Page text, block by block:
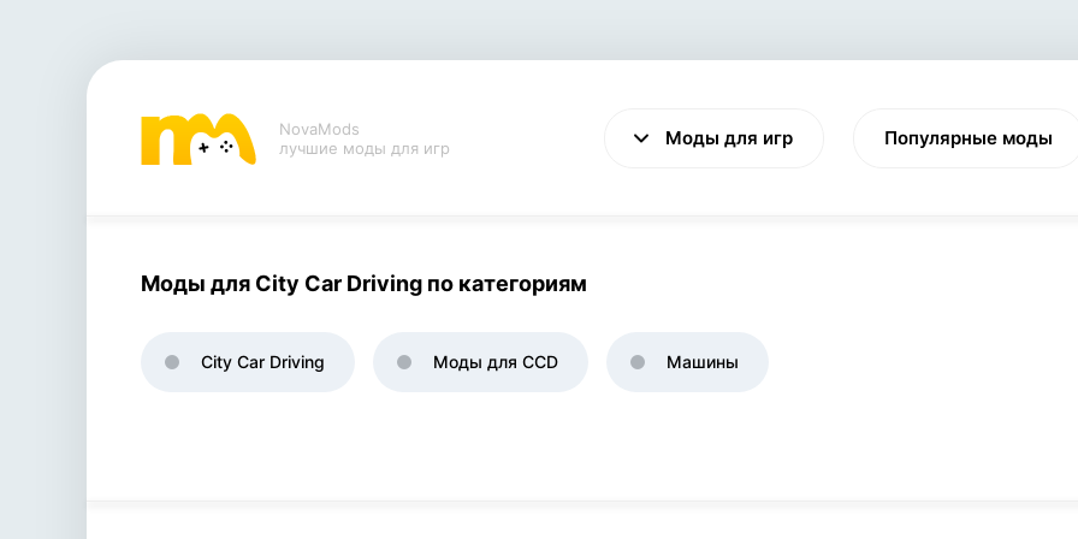
NovaMods
лучшие моды для игр
Моды для игр
VALHEIM
Популярные моды
Моды для City Car Driving по категориям
City Car Driving Моды для CCD Машины